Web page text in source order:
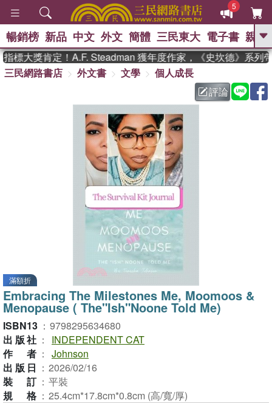
5
GO
熱搜： 東野圭吾 、
父親節 、 如果歷
暑期推薦 、 國際布克
獎 臺灣漫遊錄 、
登輝時代 、 數學女孩：黎曼猜想
偉大的迷走神經
暢銷榜 新品 中文 外文 簡體 三民東大 電子書 親子
標大獎肯定！A.F. Steadman 獲年度作家，《史坎德》系列帶
三民網路書店
外文書 文學
個人成長
評論
滿額折
Embracing The Milestones Me, Moomoos &
Menopause ( The"Ish"Noone Told Me)
ISBN13 ： 9798295634680
出版社 ：
INDEPENDENT CAT
作者 ： Johnson
出版日 ： 2026/02/16
裝訂 ： 平裝
規格 ： 25.4cm*17.8cm*0.8cm (高/寬/厚)